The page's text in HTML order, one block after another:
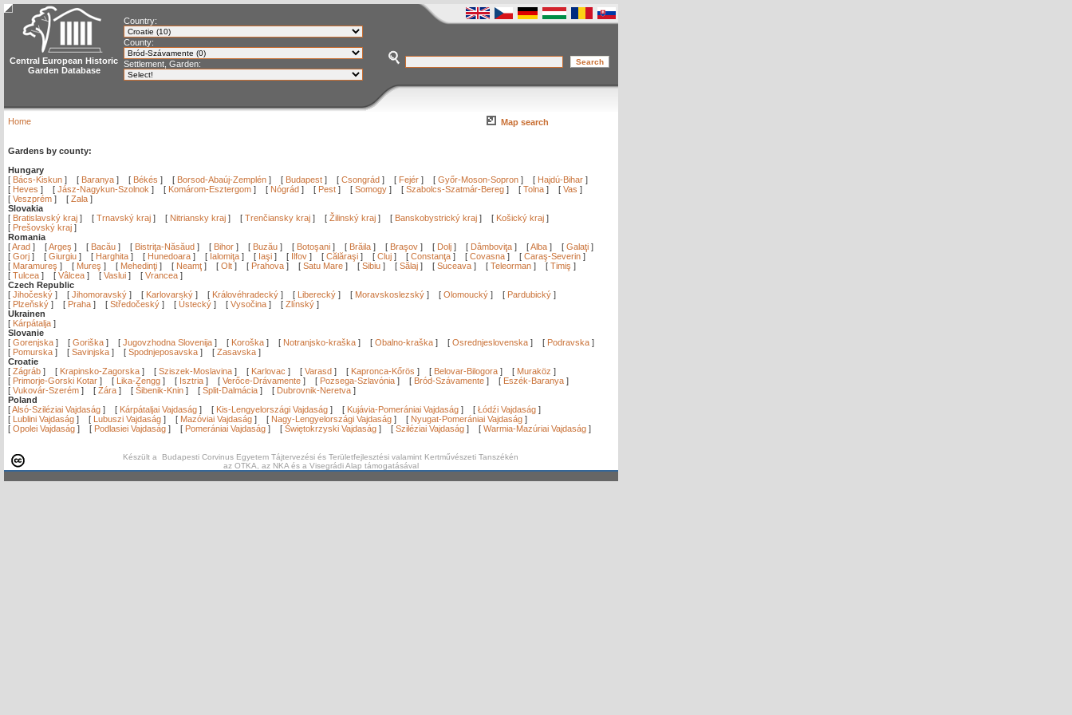
Central European Historic
Garden Database
Country:
County:
Settlement, Garden:
Home Map search
Gardens by county:
Hungary
[ Bács-Kiskun ] [ Baranya ] [ Békés ] [ Borsod-Abaúj-Zemplén ] [ Budapest ] [ Csongrád ] [ Fejér ] [ Győr-Moson-Sopron ] [ Hajdú-Bihar ]
[ Heves ] [ Jász-Nagykun-Szolnok ] [ Komárom-Esztergom ] [ Nógrád ] [ Pest ] [ Somogy ] [ Szabolcs-Szatmár-Bereg ] [ Tolna ] [ Vas ]
[ Veszprém ] [ Zala ]
Slovakia
[ Bratislavský kraj ] [ Trnavský kraj ] [ Nitriansky kraj ] [ Trenčiansky kraj ] [ Žilinský kraj ] [ Banskobystrický kraj ] [ Košický kraj ]
[ Prešovský kraj ]
Romania
[Arad ] [Argeş ] [ Bacău ] [ Bistriţa-Năsăud ] [ Bihor ] [ Buzău ] [ Botoşani ] [ Brăila ] [ Braşov ] [ Dolj ] [ Dâmboviţa ] [Alba ] [ Galaţi ]
[ Gorj ] [ Giurgiu ] [ Harghita ] [ Hunedoara ] [ Ialomiţa ] [ Iaşi ] [ Ilfov ] [ Călăraşi ] [ Cluj ] [ Constanţa ] [ Covasna ] [ Caraş-Severin ]
[ Maramureş ] [ Mureş ] [ Mehedinţi ] [ Neamţ ] [ Olt ] [ Prahova ] [ Satu Mare ] [ Sibiu ] [ Sălaj ] [ Suceava ] [ Teleorman ] [ Timiş ]
[ Tulcea ] [ Vâlcea ] [ Vaslui ] [ Vrancea ]
Czech Republic
[ Jihočeský ] [ Jihomoravský ] [ Karlovarský ] [ Královéhradecký ] [ Liberecký ] [ Moravskoslezský ] [ Olomoucký ] [ Pardubický ]
[ Plzeňský ] [ Praha ] [ Středočeský ] [ Ústecký ] [ Vysočina ] [ Zlínský ]
Ukrainen
[ Kárpátalja ]
Slovanie
[ Gorenjska ] [ Goriška ] [ Jugovzhodna Slovenija ] [ Koroška ] [ Notranjsko-kraška ] [ Obalno-kraška ] [ Osrednjeslovenska ] [ Podravska ]
[ Pomurska ] [ Savinjska ] [ Spodnjeposavska ] [ Zasavska ]
Croatie
[ Zágráb ] [ Krapinsko-Zagorska ] [ Sziszek-Moslavina ] [ Karlovac ] [ Varasd ] [ Kapronca-Kőrös ] [ Belovar-Bilogora ] [ Muraköz ]
[ Primorje-Gorski Kotar ] [ Lika-Zengg ] [ Isztria ] [ Verőce-Drávamente ] [ Pozsega-Szlavónia ] [ Bród-Szávamente ] [ Eszék-Baranya ]
[ Vukovár-Szerém ] [ Zára ] [ Šibenik-Knin ] [ Split-Dalmácia ] [ Dubrovnik-Neretva ]
Poland
[Alsó-Sziléziai Vajdaság ] [ Kárpátaljai Vajdaság ] [ Kis-Lengyelországi Vajdaság ] [ Kujávia-Pomerániai Vajdaság ] [ Łódźi Vajdaság ]
[ Lublini Vajdaság ] [ Lubuszi Vajdaság ] [ Mazóviai Vajdaság ] [ Nagy-Lengyelországi Vajdaság ] [ Nyugat-Pomerániai Vajdaság ]
[ Opolei Vajdaság ] [ Podlasiei Vajdaság ] [ Pomerániai Vajdaság ] [ Świętokrzyski Vajdaság ] [ Sziléziai Vajdaság ] [ Warmia-Mazúriai Vajdaság ]
Készült a Budapesti Corvinus Egyetem Tájtervezési és Területfejlesztési valamint Kertművészeti Tanszékén
az OTKA, az NKA és a Visegrádi Alap támogatásával